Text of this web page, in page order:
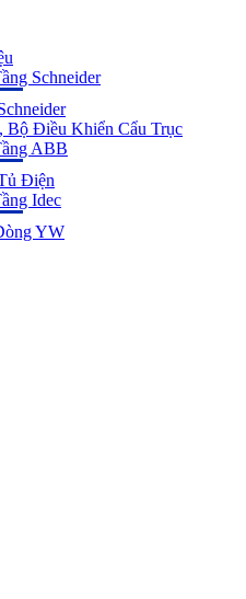
Schneider
Bộ Điều Khiển Cẩu Trục
ABB
Điện
Idec
YW